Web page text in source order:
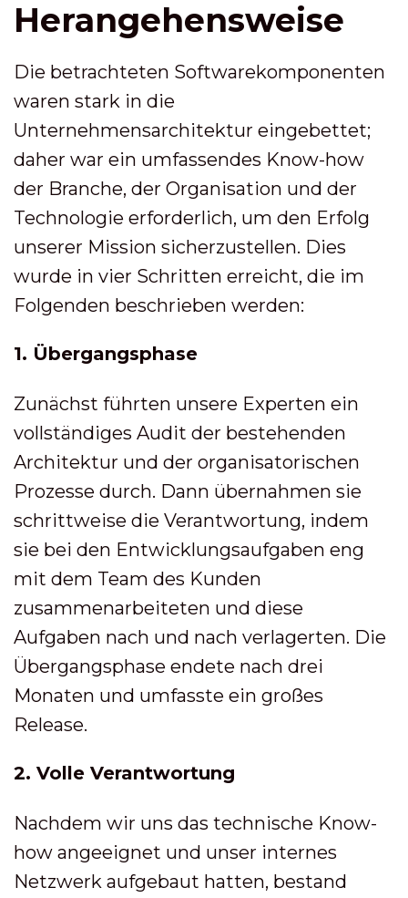
Herangehensweise
Die betrachteten Softwarekomponenten
waren stark in die
Unternehmensarchitektur eingebettet;
daher war ein umfassendes Know-how
der Branche, der Organisation und der
Technologie erforderlich, um den Erfolg
unserer Mission sicherzustellen. Dies
wurde in vier Schritten erreicht, die im
Folgenden beschrieben werden:
1. Übergangsphase
Zunächst führten unsere Experten ein
vollständiges Audit der bestehenden
Architektur und der organisatorischen
Prozesse durch. Dann übernahmen sie
schrittweise die Verantwortung, indem
sie bei den Entwicklungsaufgaben eng
mit dem Team des Kunden
zusammenarbeiteten und diese
Aufgaben nach und nach verlagerten. Die
Übergangsphase endete nach drei
Monaten und umfasste ein großes
Release.
2. Volle Verantwortung
Nachdem wir uns das technische Know-
how angeeignet und unser internes
Netzwerk aufgebaut hatten, bestand